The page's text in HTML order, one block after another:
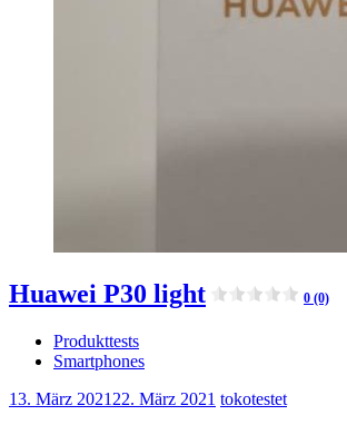
Huawei P30 light 0 (0)
Produkttests
Smartphones
13. März 2021 22. März 2021 tokotestet